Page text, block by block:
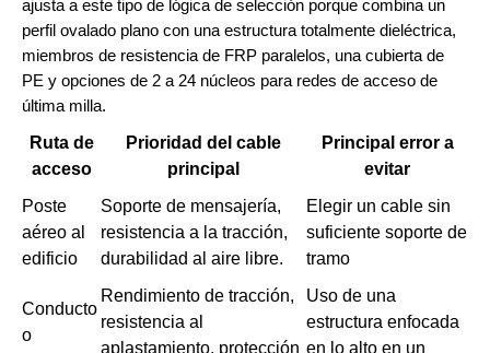
ajusta a este tipo de lógica de selección porque combina un
perfil ovalado plano con una estructura totalmente dieléctrica,
miembros de resistencia de FRP paralelos, una cubierta de
PE y opciones de 2 a 24 núcleos para redes de acceso de
última milla.
Ruta de
acceso
Prioridad del cable
principal
Principal error a
evitar
Poste
aéreo al
edificio
Soporte de mensajería,
resistencia a la tracción,
durabilidad al aire libre.
Elegir un cable sin
suficiente soporte de
tramo
Conducto
o
Rendimiento de tracción,
resistencia al
aplastamiento, protección
Uso de una
estructura enfocada
en lo alto en un